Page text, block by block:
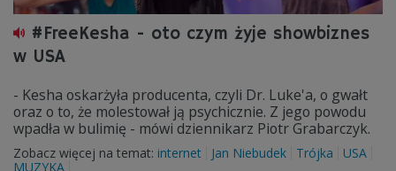
#FreeKesha - oto czym żyje showbiznes
w USA
- Kesha oskarżyła producenta, czyli Dr. Luke'a, o gwałt
oraz o to, że molestował ją psychicznie. Z jego powodu
wpadła w bulimię - mówi dziennikarz Piotr Grabarczyk.
Zobacz więcej na temat: internet Jan Niebudek Trójka
USA
MUZYKA